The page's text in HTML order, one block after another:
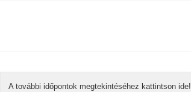
A további időpontok megtekintéséhez kattintson ide!